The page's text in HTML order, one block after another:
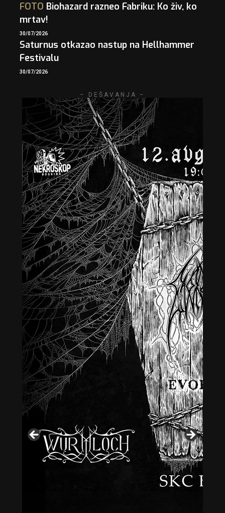
FOTO Biohazard razneo Fabriku: Ko živ, ko
mrtav!
30/07/2026
Saturnus otkazao nastup na Hellhammer
Festivalu
30/07/2026
– DEŠAVANJA –